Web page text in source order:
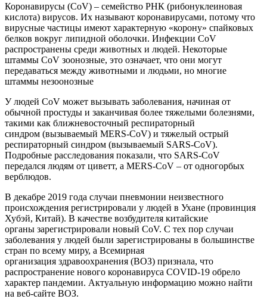
Коронавирусы (CoV) – семейство РНК (рибонуклеиновая
кислота) вирусов. Их называют коронавирусами, потому что
вирусные частицы имеют характерную «корону» спайковых
белков вокруг липидной оболочки. Инфекции CoV
распространены среди животных и людей. Некоторые
штаммы CoV зоонозные, это означает, что они могут
передаваться между животными и людьми, но многие
штаммы незоонозные
У людей CoV может вызывать заболевания, начиная от
обычной простуды и заканчивая более тяжелыми болезнями,
такими как ближневосточный респираторный
синдром (вызываемый MERS-CoV) и тяжелый острый
респираторный синдром (вызываемый SARS-CoV).
Подробные расследования показали, что SARS-CoV
передался людям от циветт, а MERS-CoV – от одногорбых
верблюдов.
В декабре 2019 года случаи пневмонии неизвестного
происхождения регистрировали у людей в Ухане (провинция
Хубэй, Китай). В качестве возбудителя китайские
органы зарегистрировали новый CoV. С тех пор случаи
заболевания у людей были зарегистрированы в большинстве
стран по всему миру, а Всемирная
организация здравоохранения (ВОЗ) признала, что
распространение нового коронавируса COVID-19 обрело
характер пандемии. Актуальную информацию можно найти
на веб-сайте ВОЗ.